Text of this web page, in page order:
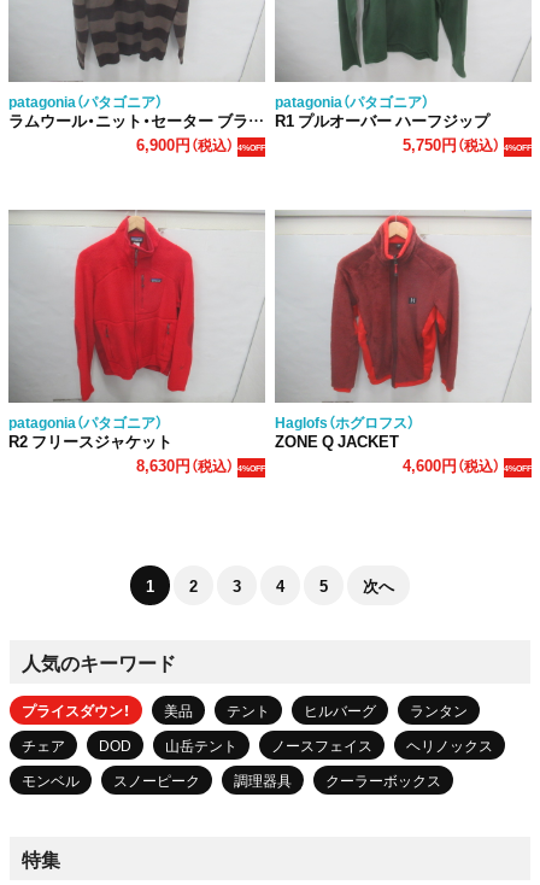
patagonia（パタゴニア）
ラムウール・ニット・セーター ブラウン
6,900円（税込） 4%OFF
patagonia（パタゴニア）
R1 プルオーバー ハーフジップ
5,750円（税込） 4%OFF
patagonia（パタゴニア）
R2 フリースジャケット
8,630円（税込） 4%OFF
Haglofs（ホグロフス）
ZONE Q JACKET
4,600円（税込） 4%OFF
1 2 3 4 5 次へ
人気のキーワード
プライスダウン！ 美品 テント ヒルバーグ
ランタン
チェア
DOD 山岳テント ノースフェイス
ヘリノックス
モンベル
スノーピーク 調理器具 クーラーボックス
特集